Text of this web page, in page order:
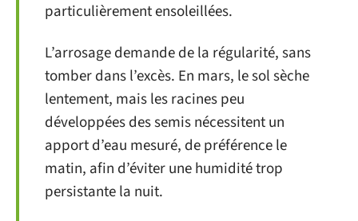
particulièrement ensoleillées.
L’arrosage demande de la régularité, sans
tomber dans l’excès. En mars, le sol sèche
lentement, mais les racines peu
développées des semis nécessitent un
apport d’eau mesuré, de préférence le
matin, afin d’éviter une humidité trop
persistante la nuit.